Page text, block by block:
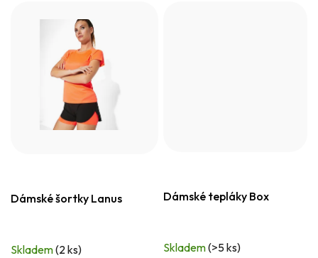
Dámské šortky Lanus
Skladem(2 ks)
Dámské tepláky Box
Skladem(>5 ks)